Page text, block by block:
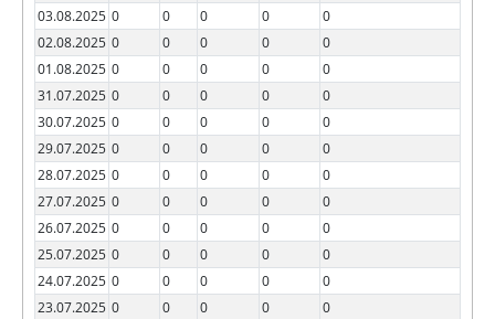
03.08.2025 0 0 0 0
0
02.08.2025 0 0 0 0
0
01.08.2025 0 0 0 0
0
31.07.2025 0 0 0 0
0
30.07.2025 0 0 0 0
0
29.07.2025 0 0 0 0
0
28.07.2025 0 0 0 0
0
27.07.2025 0 0 0 0
0
26.07.2025 0 0 0 0
0
25.07.2025 0 0 0 0
0
24.07.2025 0 0 0 0
0
23.07.2025 0 0 0 0
0